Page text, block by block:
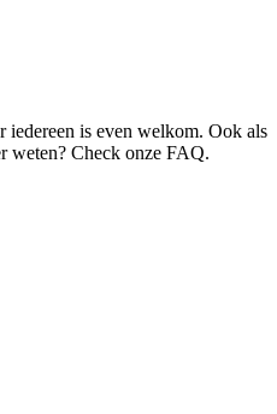
iedereen is even welkom. Ook als
weten? Check onze FAQ.